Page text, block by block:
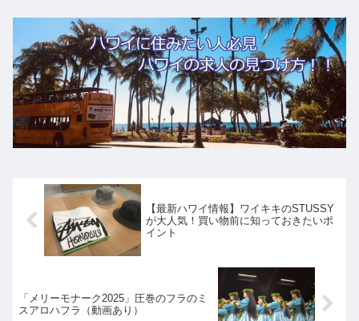
【最新ハワイ情報】ワイキキのSTUSSY
が大人気！買い物前に知っておきたいポ
イント
「メリーモナーク2025」圧巻のフラのミ
スアロハフラ（動画あり）